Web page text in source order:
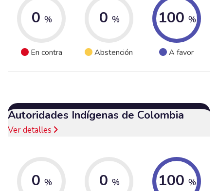
0 %
En contra
0 %
Abstención
100 %
A favor
Autoridades Indígenas de Colombia
Ver detalles
0 % 0 % 100 %